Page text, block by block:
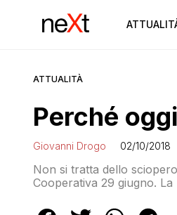
ATTUALITÀ
Perché
Giovanni Drogo 02/10/2018
Non si tratta dello
Cooperativa 29 giugno.